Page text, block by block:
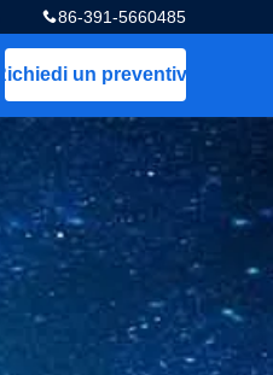
86-391-5660485
Richiedi un preventivo